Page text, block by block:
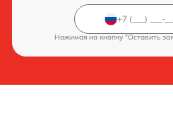
Нажимая на кнопку "Оставить